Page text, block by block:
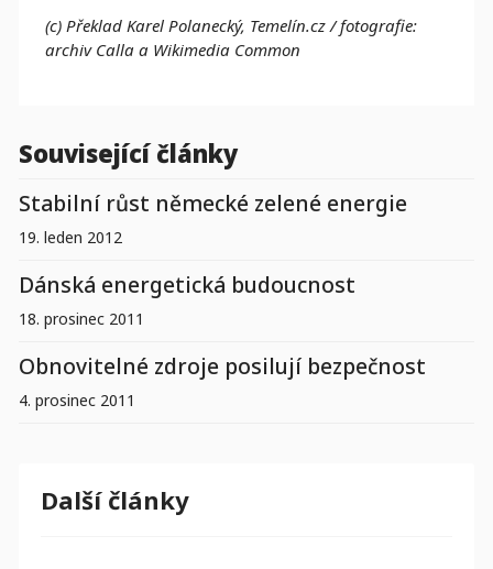
(c) Překlad Karel Polanecký, Temelín.cz/ fotografie:
archiv Calla a Wikimedia Common
Související články
Stabilní růst německé zelené energie
19. leden 2012
Dánská energetická budoucnost
18. prosinec 2011
Obnovitelné zdroje posilují bezpečnost
4. prosinec 2011
Další články